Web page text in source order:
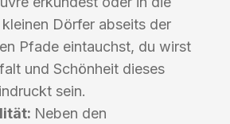
Dörfer abseits der
Pfade eintauchst, du wirst
und Schönheit dieses
sein.
Neben den